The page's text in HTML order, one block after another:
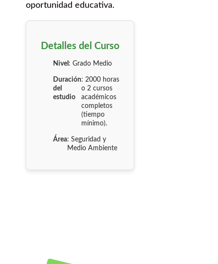
oportunidad educativa.
Detalles del Curso
Nivel : Grado Medio
Duración
del
estudio
: 2000 horas
o 2 cursos
académicos
completos
(tiempo
mínimo).
Área: Seguridad y
Medio Ambiente